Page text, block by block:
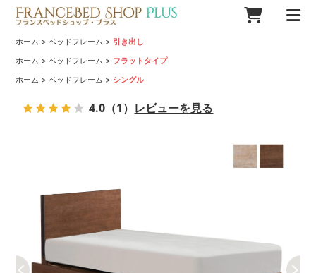
ホーム >ベッドフレーム > 引き出し
ホーム >ベッドフレーム > フラットタイプ
ホーム >ベッドフレーム > シングル
4.0 （1） レビューを見る